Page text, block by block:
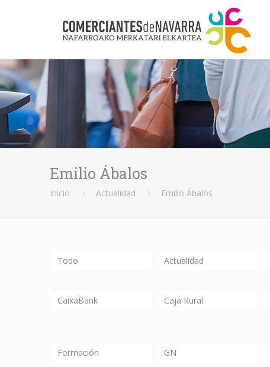
Emilio Ábalos
Inicio Actualidad Emilio Ábalos
Todo Actualidad
CaixaBank Caja Rural
Formación GN